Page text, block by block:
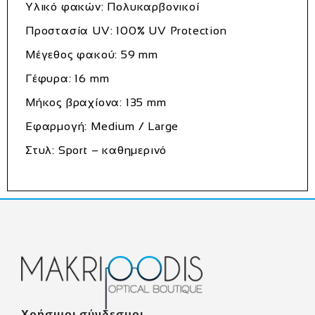
Υλικό φακών: Πολυκαρβονικοί
Προστασία UV: 100% UV Protection
Μέγεθος φακού: 59 mm
Γέφυρα: 16 mm
Μήκος βραχίονα: 135 mm
Εφαρμογή: Medium / Large
Στυλ: Sport – καθημερινό